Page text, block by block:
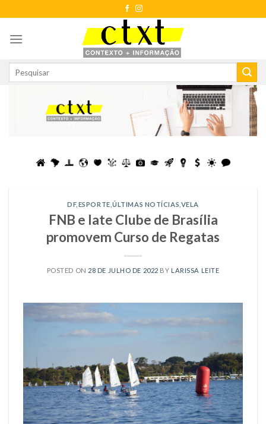
to
content
DF, ESPORTE ,ÚLTIMAS NOTÍCIAS VELA
FNB e Iate Clube de Brasília
promovem Curso de Regatas
POSTED ON 28 DE JULHO DE 2022 BY LARISSA LEITE